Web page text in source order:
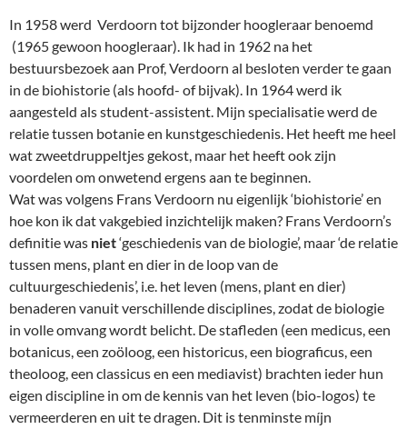
In 1958 werd Verdoorn tot bijzonder hoogleraar benoemd
(1965 gewoon hoogleraar). Ik had in 1962 na het
bestuursbezoek aan Prof, Verdoorn al besloten verder te gaan
in de biohistorie (als hoofd- of bijvak). In 1964 werd ik
aangesteld als student-assistent. Mijn specialisatie werd de
relatie tussen botanie en kunstgeschiedenis. Het heeft me heel
wat zweetdruppeltjes gekost, maar het heeft ook zijn
voordelen om onwetend ergens aan te beginnen.
Wat was volgens Frans Verdoorn nu eigenlijk ‘biohistorie’ en
hoe kon ik dat vakgebied inzichtelijk maken? Frans Verdoorn’s
definitie was niet‘geschiedenis van de biologie’, maar ‘de relatie
tussen mens, plant en dier in de loop van de
cultuurgeschiedenis’, i.e. het leven (mens, plant en dier)
benaderen vanuit verschillende disciplines, zodat de biologie
in volle omvang wordt belicht. De stafleden (een medicus, een
botanicus, een zoöloog, een historicus, een biograficus, een
theoloog, een classicus en een mediavist) brachten ieder hun
eigen discipline in om de kennis van het leven (bio-logos) te
vermeerderen en uit te dragen. Dit is tenminste míjn